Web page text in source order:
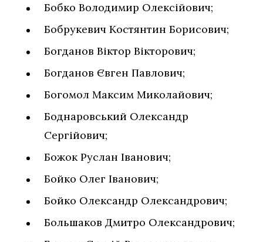
Бобко Володимир Олексійович;
Бобрукевич Костянтин Борисович;
Богданов Віктор Вікторович;
Богданов Євген Павлович;
Богомол Максим Миколайович;
Боднаровський Олександр
Сергійович;
Божок Руслан Іванович;
Бойко Олег Іванович;
Бойко Олександр Олександрович;
Большаков Дмитро Олександрович;